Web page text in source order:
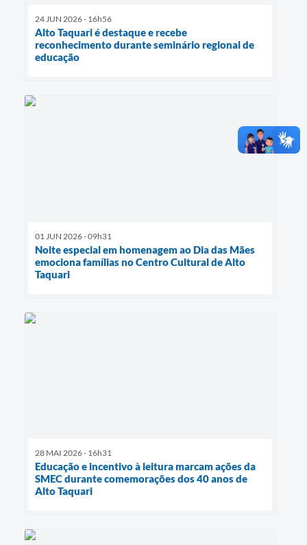
24 JUN 2026 - 16h56
Alto Taquari é destaque e recebe
reconhecimento durante seminário regional de
educação
01 JUN 2026 - 09h31
Noite especial em homenagem ao Dia das Mães
emociona famílias no Centro Cultural de Alto
Taquari
28 MAI 2026 - 16h31
Educação e incentivo à leitura marcam ações da
SMEC durante comemorações dos 40 anos de
Alto Taquari